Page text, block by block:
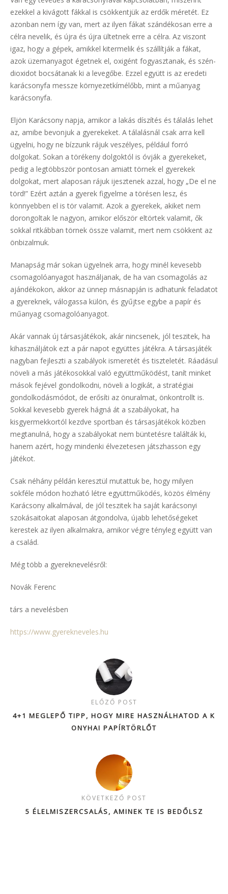
ezekkel a kivágott fákkal is csökkentjük az erdők méretét. Ez
azonban nem így van, mert az ilyen fákat szándékosan erre a
célra nevelik, és újra és újra ültetnek erre a célra. Az viszont
igaz, hogy a gépek, amikkel kitermelik és szállítják a fákat,
azok üzemanyagot égetnek el, oxigént fogyasztanak, és szén-
dioxidot bocsátanak ki a levegőbe. Ezzel együtt is az eredeti
karácsonyfa messze környezetkímélőbb, mint a műanyag
karácsonyfa.
Eljön Karácsony napja, amikor a lakás díszítés és tálalás lehet
az, amibe bevonjuk a gyerekeket. A tálalásnál csak arra kell
ügyelni, hogy ne bízzunk rájuk veszélyes, például forró
dolgokat. Sokan a törékeny dolgoktól is óvják a gyerekeket,
pedig a legtöbbször pontosan amiatt törnek el gyerekek
dolgokat, mert alaposan rájuk ijesztenek azzal, hogy „De el ne
törd!” Ezért aztán a gyerek figyelme a törésen lesz, és
könnyebben el is tör valamit. Azok a gyerekek, akiket nem
dorongoltak le nagyon, amikor először eltörtek valamit, ők
sokkal ritkábban törnek össze valamit, mert nem csökkent az
önbizalmuk.
Manapság már sokan ügyelnek arra, hogy minél kevesebb
csomagolóanyagot használjanak, de ha van csomagolás az
ajándékokon, akkor az ünnep másnapján is adhatunk feladatot
a gyereknek, válogassa külön, és gyűjtse egybe a papír és
műanyag csomagolóanyagot.
Akár vannak új társasjátékok, akár nincsenek, jól teszitek, ha
kihasználjátok ezt a pár napot együttes játékra. A társasjáték
nagyban fejleszti a szabályok ismeretét és tiszteletét. Ráadásul
növeli a más játékosokkal való együttműködést, tanít minket
mások fejével gondolkodni, növeli a logikát, a stratégiai
gondolkodásmódot, de erősíti az önuralmat, önkontrollt is.
Sokkal kevesebb gyerek hágná át a szabályokat, ha
kisgyermekkortól kezdve sportban és társasjátékok közben
megtanulná, hogy a szabályokat nem büntetésre találták ki,
hanem azért, hogy mindenki élvezetesen játszhasson egy
játékot.
Csak néhány példán keresztül mutattuk be, hogy milyen
sokféle módon hozható létre együttműködés, közös élmény
Karácsony alkalmával, de jól teszitek ha saját karácsonyi
szokásaitokat alaposan átgondolva, újabb lehetőségeket
kerestek az ilyen alkalmakra, amikor végre tényleg együtt van
a család.
Még több a gyereknevelésről:
Novák Ferenc
társ a nevelésben
https://www.gyerekneveles.hu
ELŐZŐ POST
4+1 MEGLEPŐ TIPP, HOGY MIRE HASZNÁLHATOD A K
ONYHAI PAPÍRTÖRLŐT
KÖVETKEZŐ POST
5 ÉLELMISZERCSALÁS, AMINEK TE IS BEDŐLSZ